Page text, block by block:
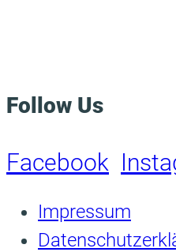
Follow Us
Facebook
Impressum